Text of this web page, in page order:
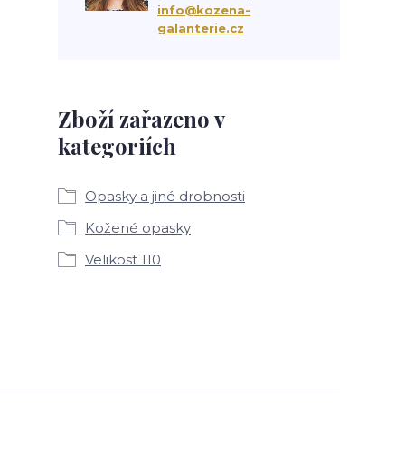
Zboží zařazeno v
kategoriích
Opasky a jiné drobnosti
Kožené opasky
Velikost 110
info@kozena-
galanterie.cz